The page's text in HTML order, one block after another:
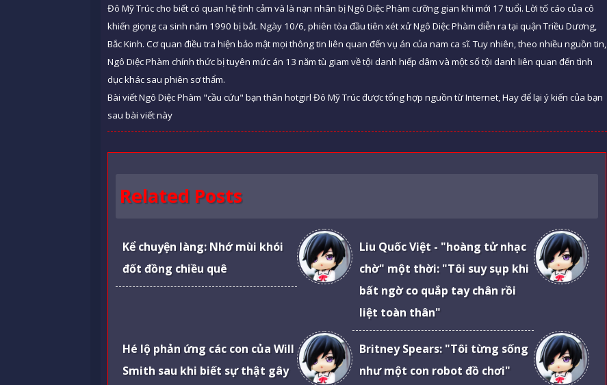
Đô Mỹ Trúc cho biết có quan hệ tình cảm và là nạn nhân bị Ngô Diệc Phàm cưỡng gian khi mới 17 tuổi. Lời tố cáo của cô
khiến giọng ca sinh năm 1990 bị bắt. Ngày 10/6, phiên tòa đầu tiên xét xử Ngô Diệc Phàm diễn ra tại quận Triều Dương,
Bắc Kinh. Cơ quan điều tra hiện bảo mật mọi thông tin liên quan đến vụ án của nam ca sĩ. Tuy nhiên, theo nhiều nguồn tin,
Ngô Diệc Phàm chính thức bị tuyên mức án 13 năm tù giam về tội danh hiếp dâm và một số tội danh liên quan đến tình
dục khác sau phiên sơ thẩm.
Bài viết Ngô Diệc Phàm "cầu cứu" bạn thân hotgirl Đô Mỹ Trúc được tổng hợp nguồn từ Internet, Hay để lại ý kiến của bạn
sau bài viết này
Related Posts
Kể chuyện làng: Nhớ mùi khói
đốt đồng chiều quê
Liu Quốc Việt - "hoàng tử nhạc
chờ" một thời: "Tôi suy sụp khi
bất ngờ co quắp tay chân rồi
liệt toàn thân"
Hé lộ phản ứng các con của Will
Smith sau khi biết sự thật gây
Britney Spears: "Tôi từng sống
như một con robot đồ chơi"